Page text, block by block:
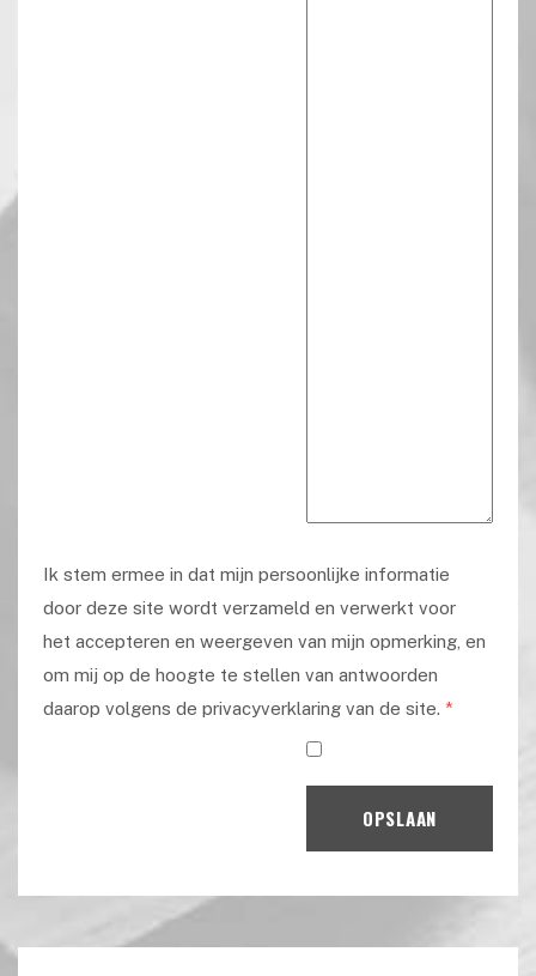
Ik stem ermee in dat mijn persoonlijke informatie
door deze site wordt verzameld en verwerkt voor
het accepteren en weergeven van mijn opmerking, en
om mij op de hoogte te stellen van antwoorden
daarop volgens de privacyverklaring van de site. *
OPSLAAN